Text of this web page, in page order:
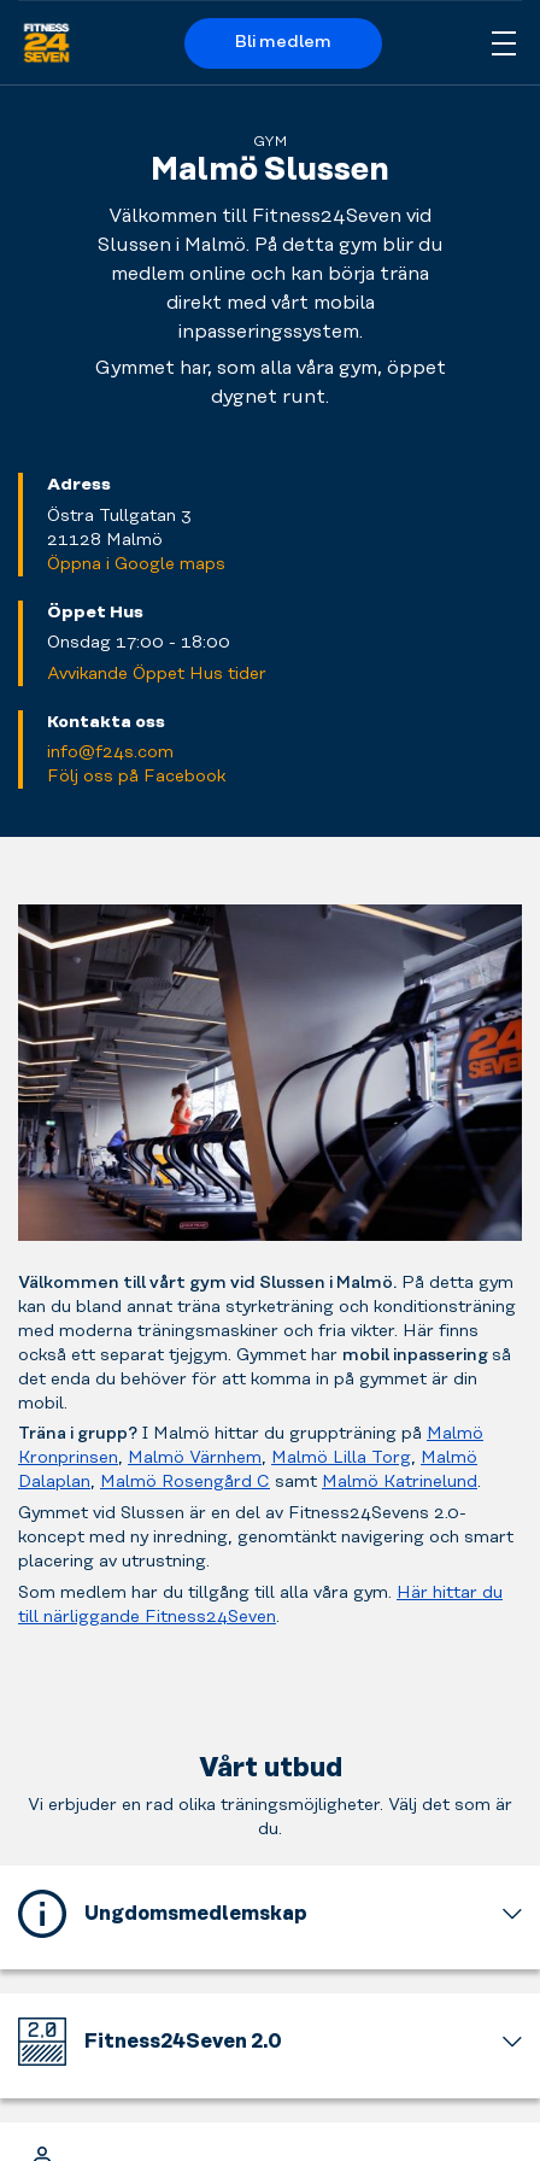
Logo
Bli medlem
GYM
Malmö Slussen
Välkommen till Fitness24Seven vid
Slussen i Malmö. På detta gym blir du
medlem online och kan börja träna
direkt med vårt mobila
inpasseringssystem.
Gymmet har, som alla våra gym, öppet
dygnet runt.
Adress
Östra Tullgatan 3
21128 Malmö
Öppna i Google maps
Öppet Hus
Onsdag 17:00 - 18:00
Avvikande Öppet Hus tider
Kontakta oss
info@f24s.com
Följ oss på Facebook
Välkommen till vårt gym vid Slussen i Malmö. På detta gym
kan du bland annat träna styrketräning och konditionsträning
med moderna träningsmaskiner och fria vikter. Här finns
också ett separat tjejgym. Gymmet har mobil inpassering så
det enda du behöver för att komma in på gymmet är din
mobil.
Träna i grupp? I Malmö hittar du gruppträning på Malmö
Kronprinsen, Malmö Värnhem, Malmö Lilla Torg, Malmö
Dalaplan, Malmö Rosengård C samt Malmö Katrinelund.
Gymmet vid Slussen är en del av Fitness24Sevens 2.0-
koncept med ny inredning, genomtänkt navigering och smart
placering av utrustning.
Som medlem har du tillgång till alla våra gym. Här hittar du
till närliggande Fitness24Seven.
Vårt utbud
Vi erbjuder en rad olika träningsmöjligheter. Välj det som är
du.
Ungdomsmedlemskap
gym
ett
ungdomsmedlemskap
dig
Fitness24Seven 2.0
till
nya